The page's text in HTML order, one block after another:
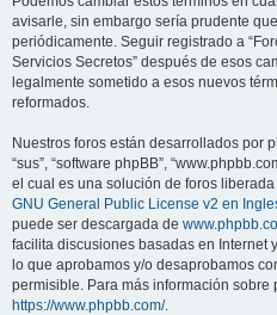
avisarle, sin embargo sería prudente
periódicamente. Seguir registrado a
Servicios Secretos” después de esos
legalmente sometido a esos nuevos
reformados.
Nuestros foros están desarrollados por
“sus”, “software phpBB”,
el cual es una solución de foros liberada
GNU General Public License v2 en
puede ser descargada de
facilita discusiones basadas en Internet
lo que aprobamos y/o desaprobamos
permisible. Para más información sobre
https://www.phpbb.com/.